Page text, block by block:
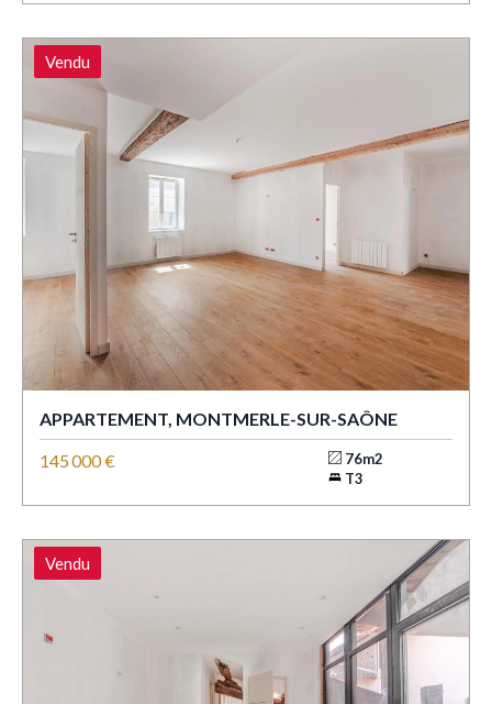
Vendu
APPARTEMENT, MONTMERLE-SUR-SAÔNE
145 000 €
76m2
T3
Vendu